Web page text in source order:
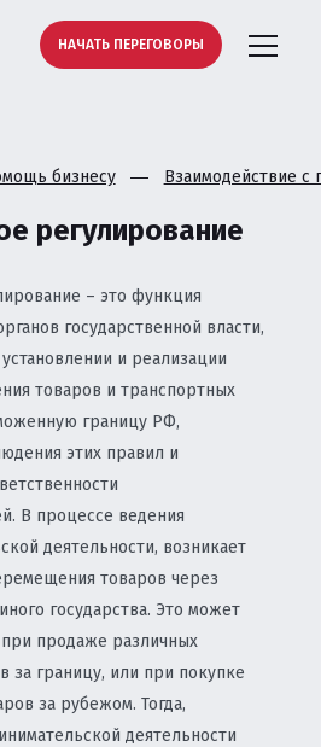
НАЧАТЬ ПЕРЕГОВОРЫ
бизнесу Взаимодействие с
регулирование
– это функция
государственной власти,
и реализации
товаров и транспортных
границу РФ,
этих правил и
В процессе ведения
деятельности, возникает
товаров через
государства. Это может
продаже различных
за границу, или при покупке
за рубежом. Тогда,
деятельности